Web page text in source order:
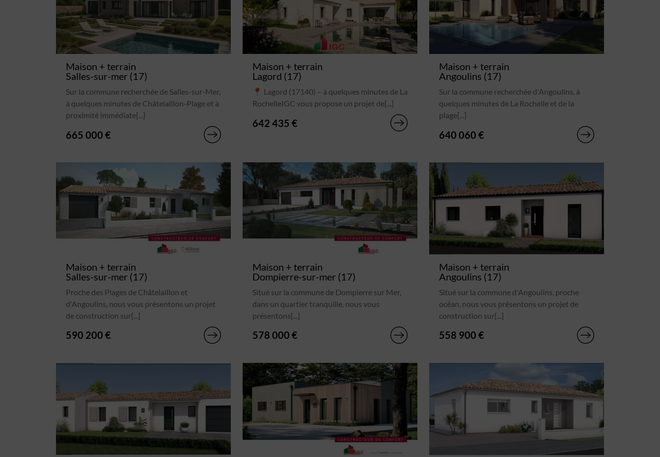
Maison + terrain
Salles-sur-mer (17)
Sur la commune recherchée de Salles-sur-Mer,
à quelques minutes de Châtelaillon-Plage et à
proximité immédiate[...]
665 000 €
Maison + terrain
Lagord (17)
📍 Lagord (17140) – à quelques minutes de La
RochelleIGC vous propose un projet de[...]
642 435 €
Maison + terrain
Angoulins (17)
Sur la commune recherchée d'Angoulins, à
quelques minutes de La Rochelle et de la
plage[...]
640 060 €
Maison + terrain
Salles-sur-mer (17)
Proche des Plages de Châtelaillon et
d'Angoulins, nous vous présentons un projet
de construction sur[...]
590 200 €
Maison + terrain
Dompierre-sur-mer (17)
Situé sur la commune de Dompierre sur Mer,
dans un quartier tranquille, nous vous
présentons[...]
578 000 €
Maison + terrain
Angoulins (17)
Situé sur la commune d'Angoulins, proche
océan, nous vous présentons un projet de
construction sur[...]
558 900 €